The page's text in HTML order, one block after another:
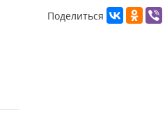
Поделиться